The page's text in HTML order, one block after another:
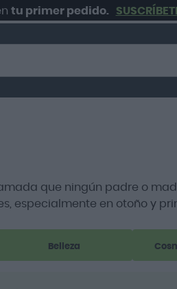
pedido. SUSCRÍBETE
que ningún padre o
especialmente en otoño y
Belleza